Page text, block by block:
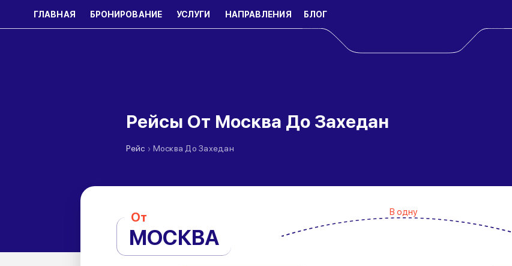
ГЛАВНАЯ БРОНИРОВАНИЕ УСЛУГИ НАПРАВЛЕНИЯ БЛОГ
Рейсы От Москва До Захедан
Рейс › Москва До Захедан
От
МОСКВА
В одну